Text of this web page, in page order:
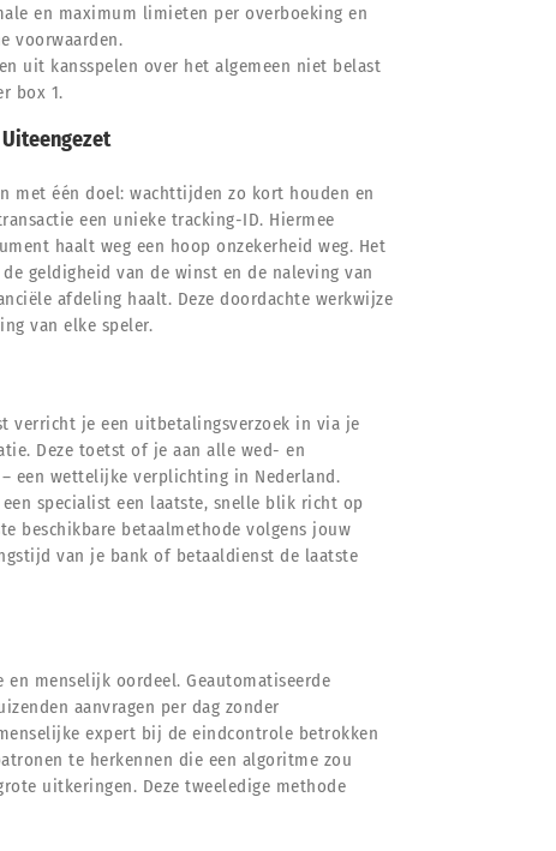
en maximum limieten per overboeking en
voorwaarden.
uit kansspelen over het algemeen niet belast
box 1.
met één doel: wachttijden zo kort houden en
een unieke tracking-ID. Hiermee
haalt weg een hoop onzekerheid weg. Het
geldigheid van de winst en de naleving van
afdeling haalt. Deze doordachte werkwijze
van elke speler.
verricht je een uitbetalingsverzoek in via je
Deze toetst of je aan alle wed- en
een wettelijke verplichting in Nederland.
specialist een laatste, snelle blik richt op
beschikbare betaalmethode volgens jouw
van je bank of betaaldienst de laatste
menselijk oordeel. Geautomatiseerde
aanvragen per dag zonder
expert bij de eindcontrole betrokken
te herkennen die een algoritme zou
uitkeringen. Deze tweeledige methode